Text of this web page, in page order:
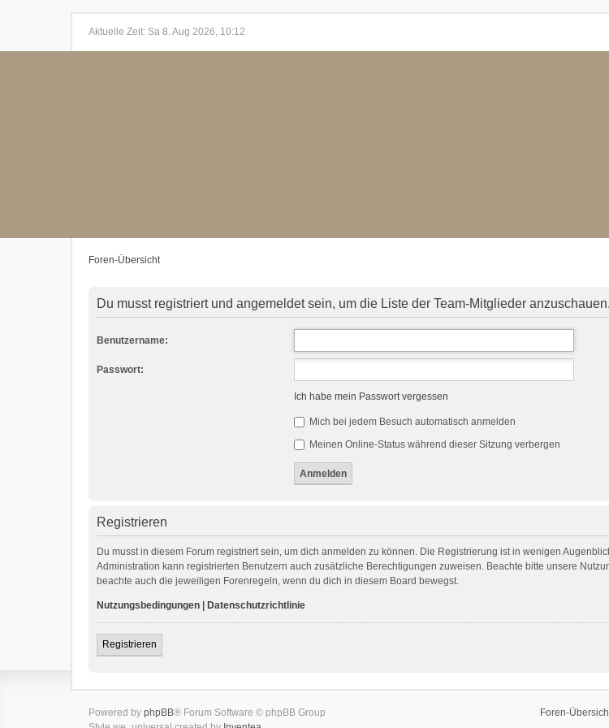
Aktuelle Zeit: Sa 8. Aug 2026, 10:12
Foren-Übersicht
Du musst registriert und angemeldet sein, um die Liste der Team-Mitglieder anzuschauen.
Benutzername:
Passwort:
Ich habe mein Passwort vergessen
Mich bei jedem Besuch automatisch anmelden
Meinen Online-Status während dieser Sitzung verbergen
Registrieren
Du musst in diesem Forum registriert sein, um dich anmelden zu können. Die Registrierung ist in wenigen
Administration kann registrierten Benutzern auch zusätzliche Berechtigungen zuweisen. Beachte bitte unsere
beachte auch die jeweiligen Forenregeln, wenn du dich in diesem Board bewegst.
Nutzungsbedingungen Datenschutzrichtlinie
Registrieren
Foren-
Powered by phpBB® Forum Software © phpBB Group